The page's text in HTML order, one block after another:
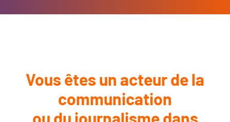
Vous êtes un acteur de la
communication
ou du journalisme dans